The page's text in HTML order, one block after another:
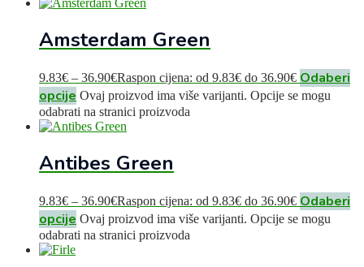
Amsterdam Green
9.83€ – 36.90€Raspon cijena: od 9.83€ do 36.90€ Odaberi
opcije Ovaj proizvod ima više varijanti. Opcije se mogu
odabrati na stranici proizvoda
Antibes Green
9.83€ – 36.90€Raspon cijena: od 9.83€ do 36.90€ Odaberi
opcije Ovaj proizvod ima više varijanti. Opcije se mogu
odabrati na stranici proizvoda